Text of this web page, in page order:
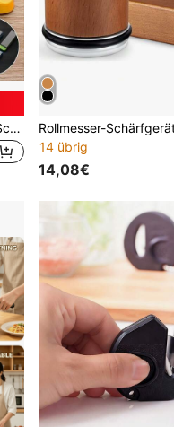
1 Stück abnehmbarer Diamant-Schleifstein, doppelseitig, hohe Härte, Kunststoffbasis, tragbarer manueller Messerschärfer, geeignet für Küchenmesser, ohne Strombedarf
14 übrig
14,08€